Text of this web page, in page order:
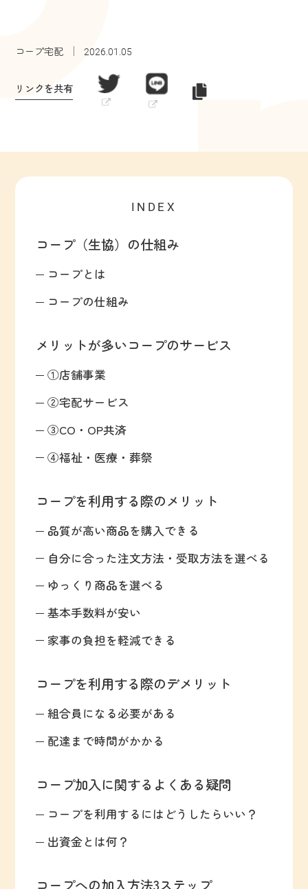
コープ宅配 2026.01.05
リンクを共有
INDEX
コープ（生協）の仕組み
コープとは
コープの仕組み
メリットが多いコープのサービス
①店舗事業
②宅配サービス
③CO・OP共済
④福祉・医療・葬祭
コープを利用する際のメリット
品質が高い商品を購入できる
自分に合った注文方法・受取方法を選べる
ゆっくり商品を選べる
基本手数料が安い
家事の負担を軽減できる
コープを利用する際のデメリット
組合員になる必要がある
配達まで時間がかかる
コープ加入に関するよくある疑問
コープを利用するにはどうしたらいい？
出資金とは何？
コープへの加入方法3ステップ